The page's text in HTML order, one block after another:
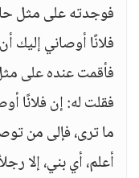
فوجدته على مثل
فلانًا أوصاني إليك
فأقمت عنده على
فقلت له: إن فلانًا
ما ترى، فإلى من
أعلم، أي بني، إلا